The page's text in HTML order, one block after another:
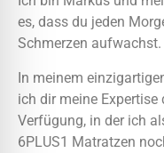
es, dass du jeden
Schmerzen aufwachst.
In meinem
ich dir meine
Verfügung, in der ich
6PLUS1 Matratzen